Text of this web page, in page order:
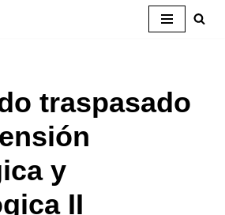
traspasado
y
II